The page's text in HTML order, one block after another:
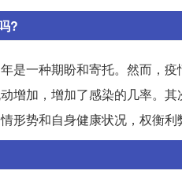
?
一种期盼和寄托。然而，疫
增加，增加了感染的几率。
势和自身健康状况，权衡利